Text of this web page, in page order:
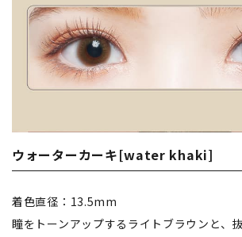
ウォーターカーキ[water khaki]
着色直径：13.5mm
瞳をトーンアップするライトブラウンと、